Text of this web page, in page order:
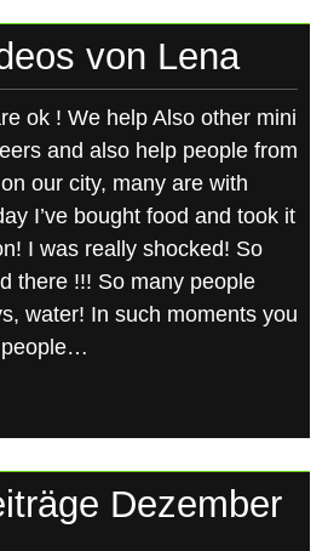
von Lena
ok ! We help Also other mini
and also help people from
our city, many are with
I’ve bought food and took it
I was really shocked! So
there !!! So many people
water! In such moments you
people…
Dezember